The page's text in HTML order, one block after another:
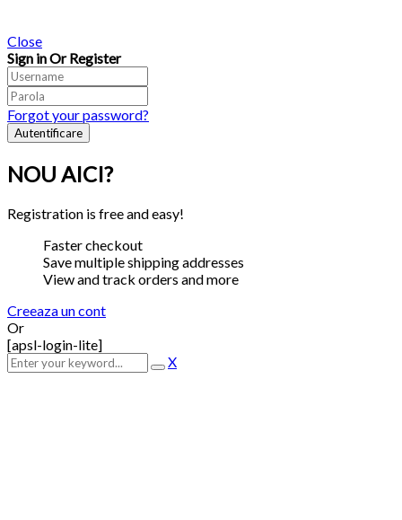
Close
Sign in Or Register
Forgot your password?
NOU AICI?
Registration is free and easy!
Faster checkout
Save multiple shipping addresses
View and track orders and more
Creeaza un cont
Or
[apsl-login-lite]
X